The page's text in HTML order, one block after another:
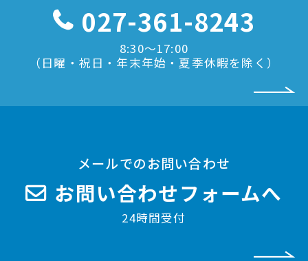
027-361-8243
8:30〜17:00
（日曜・祝日・年末年始・夏季休暇を除く）
メールでのお問い合わせ
お問い合わせフォームへ
24時間受付